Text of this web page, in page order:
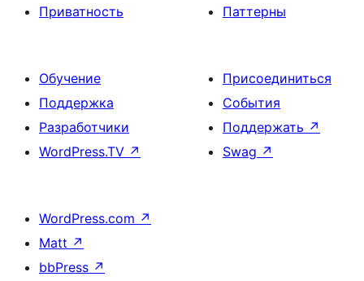
Приватность
Паттерны
Обучение
Поддержка
Разработчики
WordPress.TV ↗
Присоединиться
События
Поддержать ↗
Swag ↗
WordPress.com ↗
Matt ↗
bbPress ↗